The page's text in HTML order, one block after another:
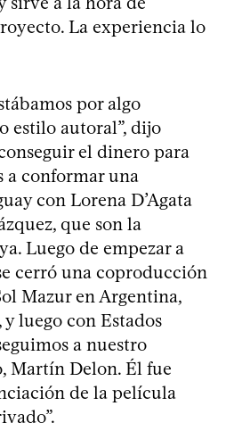
La experiencia lo
por algo
estilo autoral”, dijo
el dinero para
a conformar una
con Lorena D’Agata
que son la
Luego de empezar a
cerró una coproducción
Mazur en Argentina,
luego con Estados
a nuestro
Martín Delon. Él fue
de la película